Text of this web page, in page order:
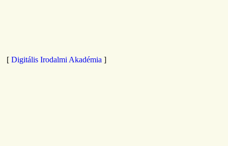
[Digitális Irodalmi Akadémia ]